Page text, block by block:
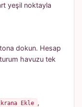
yeşil noktayla
dokun. Hesap
havuzu tek
Ekle ,